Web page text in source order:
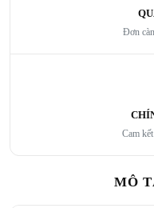
Đơn
Cam
MÔ